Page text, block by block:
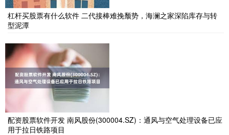
杠杆买股票有什么软件 二代接棒难挽颓势，海澜之家深陷库存与转
型泥潭
配资股票软件开发 南风股份(300004.SZ)：通风与空气处理设备已应
用于拉日铁路项目